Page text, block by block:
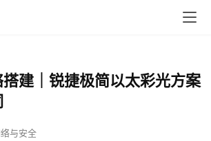
建｜锐捷极简以太彩光方案
与安全